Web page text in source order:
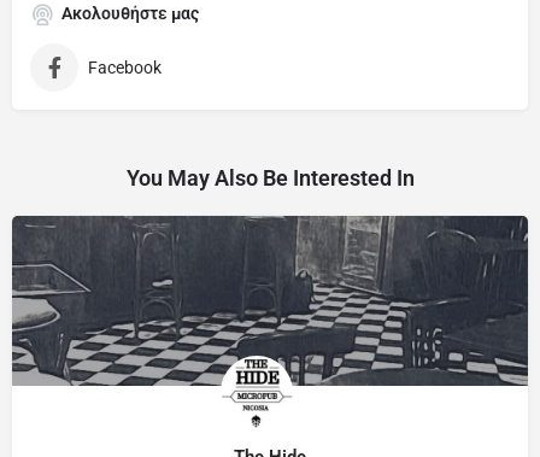
Ακολουθήστε μας
Facebook
You May Also Be Interested In